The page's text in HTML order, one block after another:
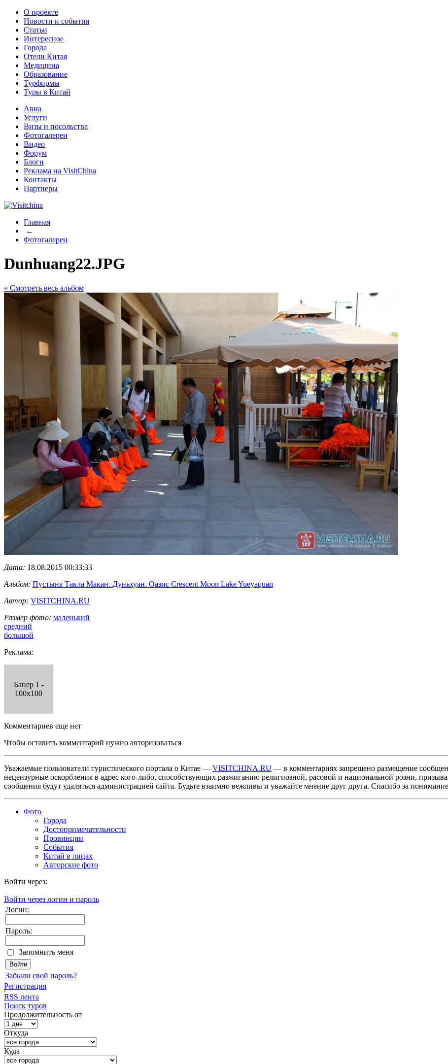
О проекте
Новости и события
Статьи
Интересное
Города
Отели Китая
Медицина
Образование
Турфирмы
Туры в Китай
Авиа
Услуги
Визы и посольства
Фотогалереи
Видео
Форум
Блоги
Реклама на VisitChina
Контакты
Партнеры
Главная
←
Фотогалереи
Dunhuang22.JPG
« Cмотреть весь альбом
Дата: 18.08.2015 00:33:33
Альбом: Пустыня Такла Макан. Дуньхуан. Оазис Crescent Moon Lake Yueyaquan
Автор: VISITCHINA.RU
Размер фото: маленький
средний
большой
Реклама:
Банер 1 -
100x100
Комментариев еще нет
Чтобы оставить комментарий нужно авторизоваться
Уважаемые пользователи туристического портала о Китае — VISITCHINA.RU — в комментариях запрещено размещение
нецензурные оскорбления в адрес кого-либо, способствующих разжиганию религиозной, расовой и национальной розни,
сообщения будут удаляться администрацией сайта. Будьте взаимно вежливы и уважайте мнение друг друга. Спасибо за
Фото
Города
Достопримечательности
Провинции
События
Китай в лицах
Авторские фото
Войти через:
Войти через логин и пароль
Логин:
Пароль:
Запомнить меня
Забыли свой пароль?
Регистрация
RSS лента
Поиск туров
Продолжительность от
Откуда
Куда